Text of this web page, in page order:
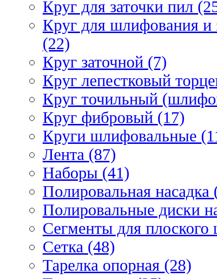
Круг для заточки пил
Круг для шлифования и
(22)
Круг заточной (7)
Круг лепестковый
Круг точильный
Круг фибровый (17)
Круги шлифовальные
Лента (87)
Наборы (41)
Полировальная насадка
Полировальные диски
Сегменты для
Сетка (48)
Тарелка опорная (28)